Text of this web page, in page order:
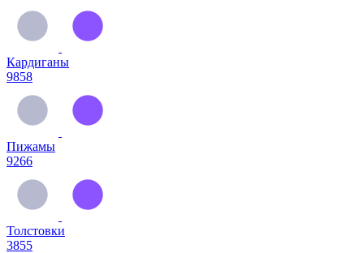
Кардиганы
9858
Пижамы
9266
Толстовки
3855